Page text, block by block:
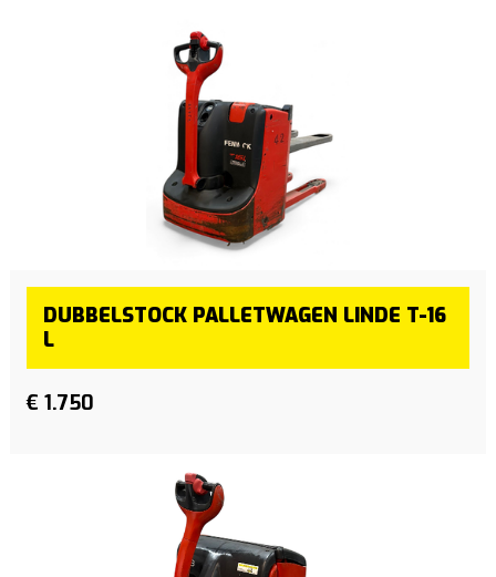
DUBBELSTOCK PALLETWAGEN LINDE T-16
L
€ 1.750